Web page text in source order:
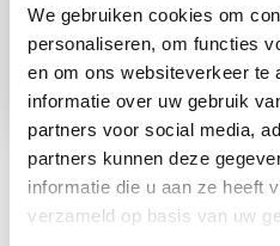
We gebruiken cookies om
personaliseren, om functies
en om ons websiteverkeer te
informatie over uw gebruik
partners voor social media,
partners kunnen deze
informatie die u aan ze heeft
verzameld op basis van uw
Andre kolleger